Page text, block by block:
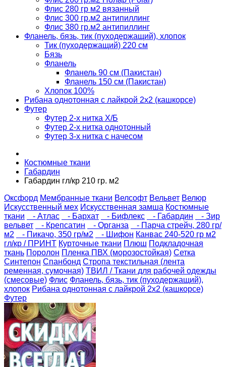
Флис 280 гр м2 вязанный
Флис 300 гр.м2 антипиллинг
Флис 380 гр.м2 антипиллинг
Фланель, бязь, тик (пуходержащий), хлопок
Тик (пуходержащий) 220 см
Бязь
Фланель
Фланель 90 см (Пакистан)
Фланель 150 см (Пакистан)
Хлопок 100%
Рибана однотонная с лайкрой 2х2 (кашкорсе)
Футер
Футер 2-х нитка Х/Б
Футер 2-х нитка однотонный
Футер 3-х нитка с начесом
Костюмные ткани
Габардин
Габардин гл/кр 210 гр. м2
Оксфорд Мембранные ткани Велсофт Вельвет Велюр
Искусственный мех Искусственная замша Костюмные
ткани
- Атлас - Бархат - Бифлекс - Габардин
- Зир
вельвет
- Крепсатин - Органза
- Парча стрейч, 280 гр/
м2
- Пикачо, 350 гр/м2 - Шифон Канвас 240-520 гр м2
гл/кр / ПРИНТ Курточные ткани Плюш Подкладочная
ткань Поролон Пленка ПВХ (морозостойкая) Сетка
Синтепон Спанбонд Стропа текстильная (лента
ременная, сумочная) ТВИЛ / Ткани для рабочей одежды
(смесовые) Флис Фланель, бязь, тик (пуходержащий),
хлопок Рибана однотонная с лайкрой 2х2 (кашкорсе)
Футер